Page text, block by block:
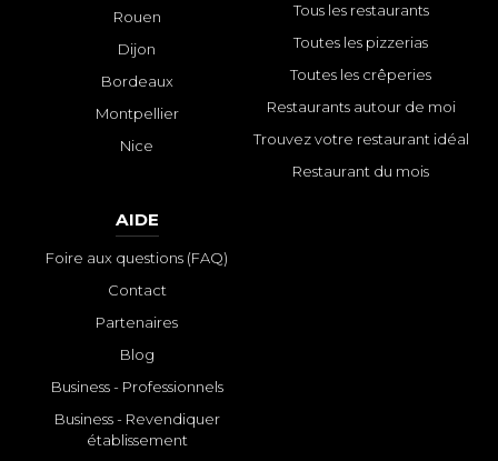
Rouen
Dijon
Bordeaux
Montpellier
Nice
Tous les restaurants
Toutes les pizzerias
Toutes les crêperies
Restaurants autour de moi
Trouvez votre restaurant idéal
Restaurant du mois
AIDE
Foire aux questions (FAQ)
Contact
Partenaires
Blog
Business - Professionnels
Business - Revendiquer
établissement